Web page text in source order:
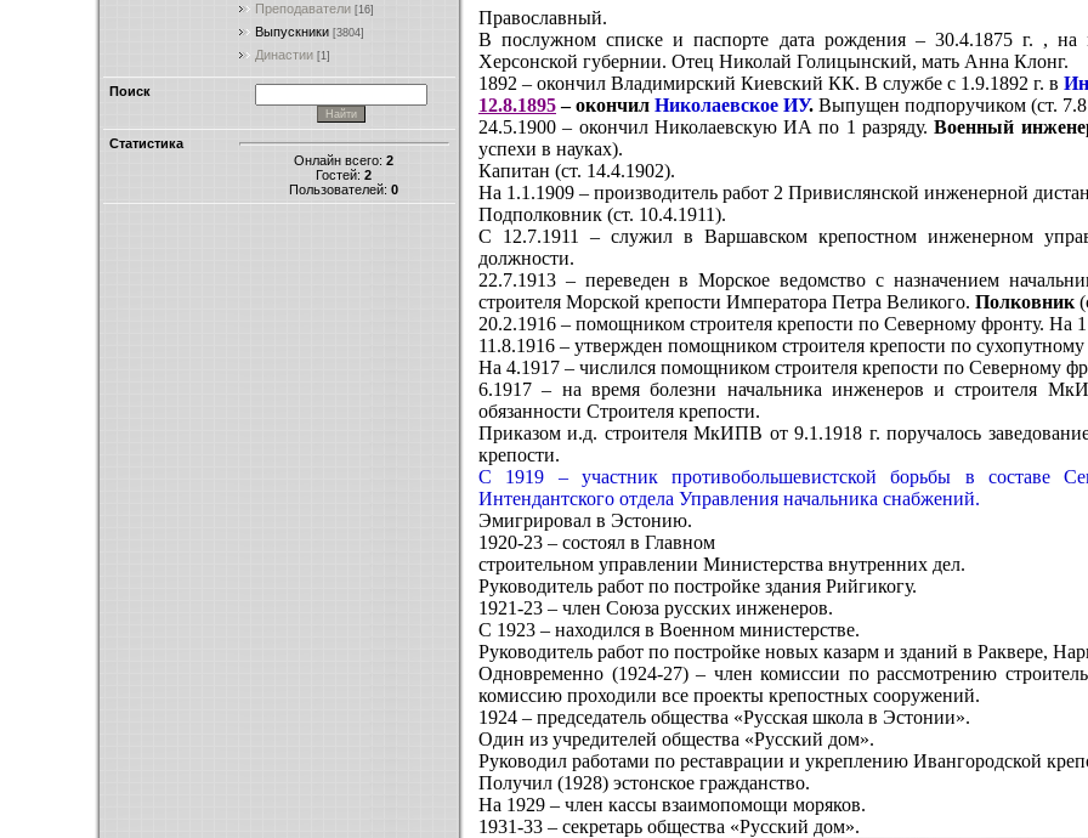
Преподаватели [16]
Выпускники [3804]
Династии [1]
Поиск
Статистика
Онлайн всего: 2
Гостей: 2
Пользователей: 0
Православный.
В послужном списке и паспорте дата рождения – 30.4.1875 г. ,
Херсонской губернии. Отец Николай Голицынский, мать Анна Клонг.
1892 – окончил Владимирский Киевский КК. В службе с 1.9.1892 г. в
12.8.1895– окончил Николаевское ИУ. Выпущен подпоручиком (ст.
24.5.1900 – окончил Николаевскую ИА по 1 разряду.Военный
успехи в науках).
Капитан (ст. 14.4.1902).
На 1.1.1909 – производитель работ 2 Привислянской инженерной
Подполковник (ст. 10.4.1911).
С 12.7.1911 – служил в Варшавском крепостном инженерном
должности.
22.7.1913 – переведен вМорское ведомство с назначением
строителя Морской крепости Императора Петра Великого. Полковник
20.2.1916 – помощником строителя крепости по Северному фронту. На
11.8.1916 – утвержден помощником строителя крепости по
На 4.1917 – числился помощником строителя крепости по Северному
6.1917 – на время болезни начальника инженеров и строителя
обязанности Строителя крепости.
Приказом и.д. строителя МкИПВ от 9.1.1918 г. поручалось
крепости.
С 1919 – участник противобольшевистской борьбы в составе
Интендантского отдела Управления начальника снабжений.
Эмигрировал в Эстонию.
1920-23 – состоял в Главном
строительном управлении Министерства внутренних дел.
Руководитель работ по постройке здания Рийгикогу.
1921-23 – член Союза русских инженеров.
С 1923 – находился в Военном министерстве.
Руководитель работ по постройке новых казарм и зданий в Раквере,
Одновременно (1924-27) – член комиссии по рассмотрению
комиссию проходили все проекты крепостных сооружений.
1924 – председатель общества «Русская школа в Эстонии».
Один из учредителей общества «Русский дом».
Руководил работами по реставрации и укреплению Ивангородской
Получил (1928) эстонское гражданство.
На 1929 – член кассы взаимопомощи моряков.
1931-33 – секретарь общества «Русский дом».